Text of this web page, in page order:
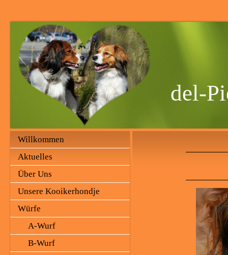
del-
Willkommen
Aktuelles
Über Uns
Unsere Kooikerhondje
Würfe
A-Wurf
B-Wurf